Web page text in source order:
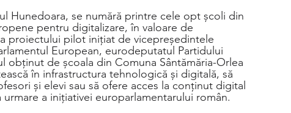
Hunedoara, se numără printre cele opt școli din
pentru digitalizare, în valoare de
proiectului pilot inițiat de vicepreședintele
European, eurodeputatul Partidului
obținut de școala din Comuna Sântămăria-Orlea
în infrastructura tehnologică și digitală, să
și elevi sau să ofere acces la conținut digital
a inițiativei europarlamentarului român.